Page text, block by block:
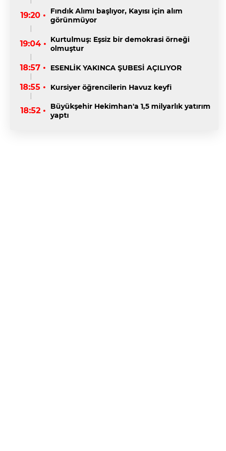
19:20 •
Fındık Alımı başlıyor, Kayısı için alım
görünmüyor
19:04 • Kurtulmuş: Eşsiz bir demokrasi örneği
olmuştur
18:57 • ESENLİK YAKINCA ŞUBESİ AÇILIYOR
18:55 • Kursiyer öğrencilerin Havuz keyfi
18:52 •
Büyükşehir Hekimhan'a 1,5 milyarlık yatırım
yaptı